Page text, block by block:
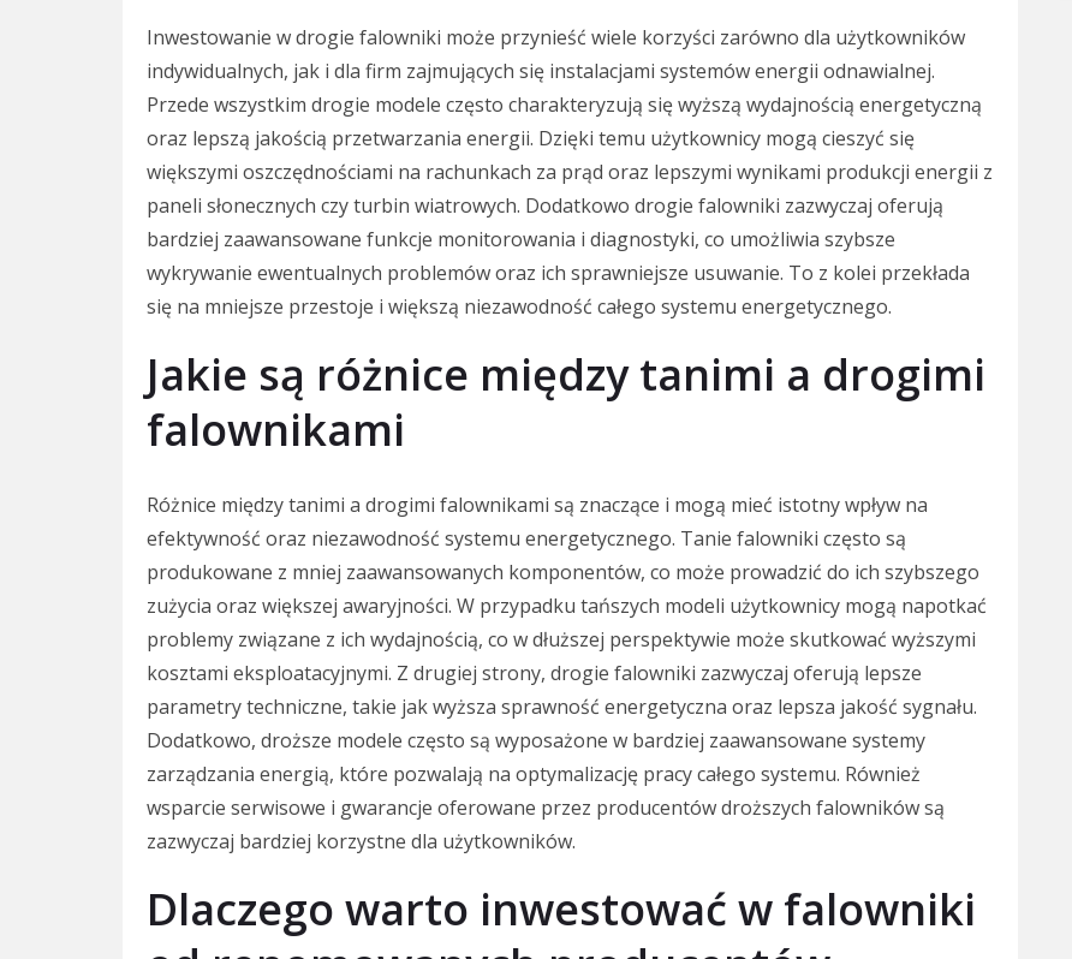
Inwestowanie w drogie falowniki może przynieść wiele korzyści zarówno dla użytkowników
indywidualnych, jak i dla firm zajmujących się instalacjami systemów energii odnawialnej.
Przede wszystkim drogie modele często charakteryzują się wyższą wydajnością energetyczną
oraz lepszą jakością przetwarzania energii. Dzięki temu użytkownicy mogą cieszyć się
większymi oszczędnościami na rachunkach za prąd oraz lepszymi wynikami produkcji energii z
paneli słonecznych czy turbin wiatrowych. Dodatkowo drogie falowniki zazwyczaj oferują
bardziej zaawansowane funkcje monitorowania i diagnostyki, co umożliwia szybsze
wykrywanie ewentualnych problemów oraz ich sprawniejsze usuwanie. To z kolei przekłada
się na mniejsze przestoje i większą niezawodność całego systemu energetycznego.
Jakie są różnice między tanimi a drogimi
falownikami
Różnice między tanimi a drogimi falownikami są znaczące i mogą mieć istotny wpływ na
efektywność oraz niezawodność systemu energetycznego. Tanie falowniki często są
produkowane z mniej zaawansowanych komponentów, co może prowadzić do ich szybszego
zużycia oraz większej awaryjności. W przypadku tańszych modeli użytkownicy mogą napotkać
problemy związane z ich wydajnością, co w dłuższej perspektywie może skutkować wyższymi
kosztami eksploatacyjnymi. Z drugiej strony, drogie falowniki zazwyczaj oferują lepsze
parametry techniczne, takie jak wyższa sprawność energetyczna oraz lepsza jakość sygnału.
Dodatkowo, droższe modele często są wyposażone w bardziej zaawansowane systemy
zarządzania energią, które pozwalają na optymalizację pracy całego systemu. Również
wsparcie serwisowe i gwarancje oferowane przez producentów droższych falowników są
zazwyczaj bardziej korzystne dla użytkowników.
Dlaczego warto inwestować w falowniki